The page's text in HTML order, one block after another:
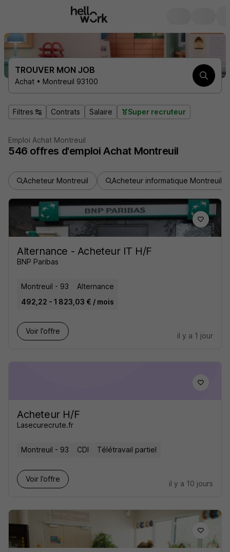
TROUVER MON JOB
Achat • Montreuil 93100
Filtres Contrats Salaire Super recruteur
Emploi Achat Montreuil
546 offres d'emploi Achat Montreuil
Acheteur Montreuil Acheteur informatique Montreuil
Alternance - Acheteur IT H/F
BNP Paribas
Montreuil - 93
Alternance
492,22 - 1 823,03 € / mois
Voir l’offre
il y a 1 jour
Acheteur H/F
Lasecurecrute.fr
Montreuil - 93 CDI Télétravail partiel
Voir l’offre
il y a 10 jours